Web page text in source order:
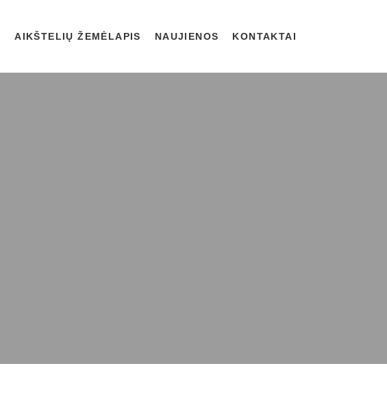
AIKŠTELIŲ ŽEMĖLAPIS NAUJIENOS KONTAKTAI